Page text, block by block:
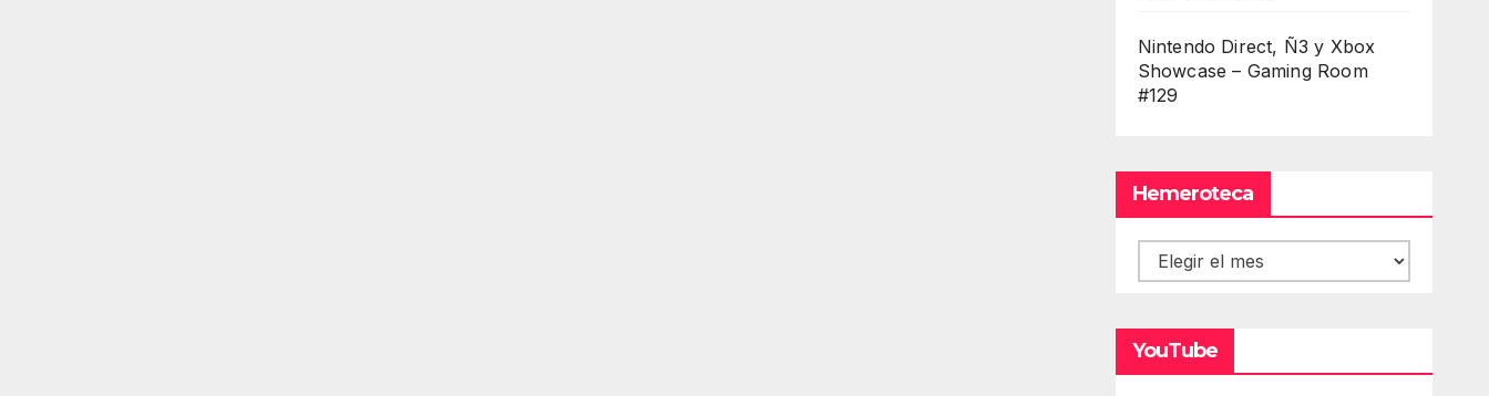
Nintendo Direct, Ñ3 y Xbox
Showcase – Gaming Room
#129
Hemeroteca
Hemeroteca
YouTube